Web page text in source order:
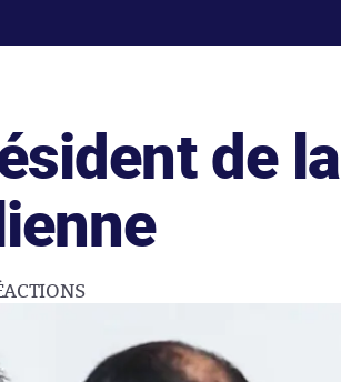
de la